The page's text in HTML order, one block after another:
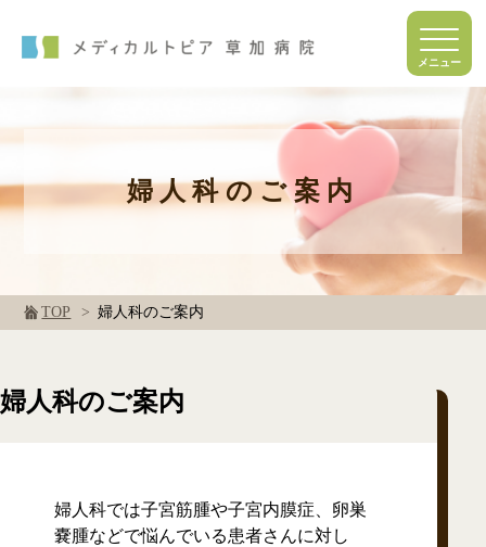
婦人科のご案内
TOP 婦人科のご案内
婦人科のご案内
婦人科では子宮筋腫や子宮内膜症、卵巣
嚢腫などで悩んでいる患者さんに対し